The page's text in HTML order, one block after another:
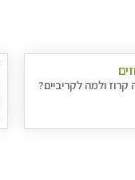
קרוז ולמה לקריביים?